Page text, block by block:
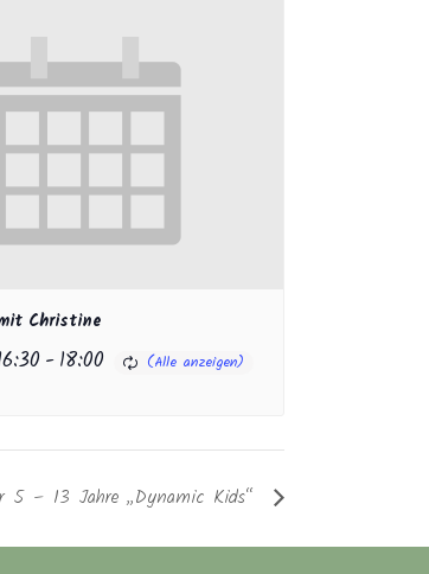
Christine
-18:00
5 – 13 Jahre „Dynamic Kids“